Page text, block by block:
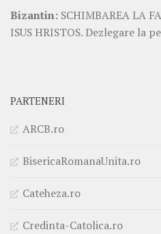
Bizantin: SCHIMBAREA LA
ISUS HRISTOS. Dezlegare la
PARTENERI
ARCB.ro
BisericaRomanaUnita.ro
Cateheza.ro
Credinta-Catolica.ro